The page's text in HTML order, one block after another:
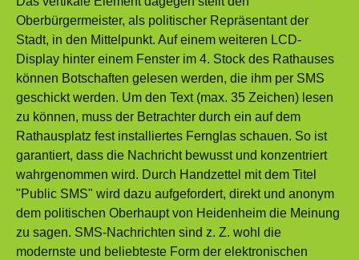
Oberbürgermeister, als politischer Repräsentant der
Stadt, in den Mittelpunkt. Auf einem weiteren LCD-
Display hinter einem Fenster im 4. Stock des Rathauses
können Botschaften gelesen werden, die ihm per SMS
geschickt werden. Um den Text (max. 35 Zeichen) lesen
zu können, muss der Betrachter durch ein auf dem
Rathausplatz fest installiertes Fernglas schauen. So ist
garantiert, dass die Nachricht bewusst und konzentriert
wahrgenommen wird. Durch Handzettel mit dem Titel
"Public SMS" wird dazu aufgefordert, direkt und anonym
dem politischen Oberhaupt von Heidenheim die Meinung
zu sagen. SMS-Nachrichten sind z. Z. wohl die
modernste und beliebteste Form der elektronischen